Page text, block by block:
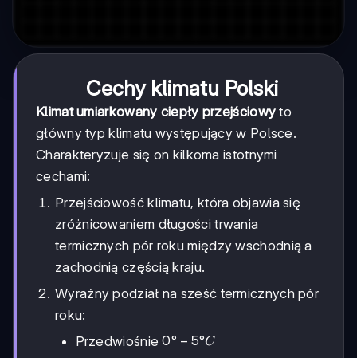
Cechy klimatu Polski
Klimat umiarkowany ciepły przejściowy to
główny typ klimatu występujący w Polsce.
Charakteryzuje się on kilkoma istotnymi
cechami:
Przejściowość klimatu, która objawia się
zróżnicowaniem długości trwania
termicznych pór roku między wschodnią a
zachodnią częścią kraju.
Wyraźny podział na sześć termicznych pór
roku:
Przedwiośnie0°-5°C
0° − 5°C